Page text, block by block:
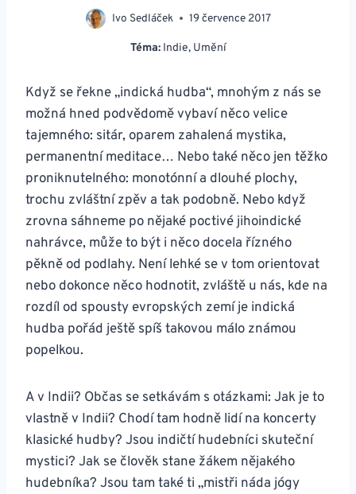
Ivo Sedláček 19 července 2017
Téma: Indie, Umění
Když se řekne „indická hudba“, mnohým z nás se
možná hned podvědomě vybaví něco velice
tajemného: sitár, oparem zahalená mystika,
permanentní meditace… Nebo také něco jen těžko
proniknutelného: monotónní a dlouhé plochy,
trochu zvláštní zpěv a tak podobně. Nebo když
zrovna sáhneme po nějaké poctivé jihoindické
nahrávce, může to být i něco docela řízného
pěkně od podlahy. Není lehké se v tom orientovat
nebo dokonce něco hodnotit, zvláště u nás, kde na
rozdíl od spousty evropských zemí je indická
hudba pořád ještě spíš takovou málo známou
popelkou.
A v Indii? Občas se setkávám s otázkami: Jak je to
vlastně v Indii? Chodí tam hodně lidí na koncerty
klasické hudby? Jsou indičtí hudebníci skuteční
mystici? Jak se člověk stane žákem nějakého
hudebníka? Jsou tam také ti „mistři náda jógy